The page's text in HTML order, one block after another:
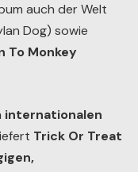
auch der Welt
Dog) sowie
To Monkey
internationalen
Trick Or Treat